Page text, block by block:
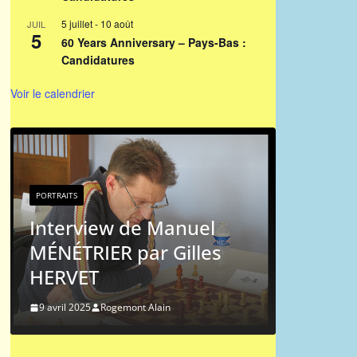
JUIL
5
5 juillet- 10 août
60 Years Anniversary – Pays-Bas :
Candidatures
Voir le calendrier
Manuel
par Gilles
Alain
Portrait chinois :
Michel Hagnere
9 mai 2024
Liens vers l'ICCF